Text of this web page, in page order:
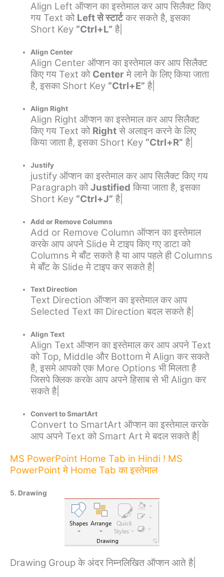
Align Left ऑप्शन का इस्तेमाल कर आप सिलैक्ट किए
गय Text को Left से स्टार्टकर सकते है, इसका
Short Key “Ctrl+L” है|
Align Center
Align Center ऑप्शन का इस्तेमाल कर आप सिलैक्ट
किए गय Text को Center मे लाने के लिए किया जाता
है, इसका Short Key “Ctrl+E” है|
Align Right
Align Right ऑप्शन का इस्तेमाल कर आप सिलैक्ट
किए गय Text को Right से अलाइन करने के लिए
किया जाता है, इसका Short Key “Ctrl+R” है|
Justify
justify ऑप्शन का इस्तेमाल कर आप सिलैक्ट किए गय
Paragraph कोJustified किया जाता है, इसका
Short Key “Ctrl+J” है|
Add or Remove Columns
Add or Remove Column ऑप्शन का इस्तेमाल
करके आप अपने Slide मे टाइप किए गए डाटा को
Columns मे बाँट सकते है या आप पहले ही Columns
मे बाँट के Slide मे टाइप कर सकते है|
Text Direction
Text Direction ऑप्शन का इस्तेमाल कर आप
Selected Text का Direction बदल सकते है|
Align Text
Align Text ऑप्शन का इस्तेमाल कर आप अपने Text
को Top, Middle और Bottom मे Align कर सकते
है, इसमे आपको एक More Options भी मिलता है
जिसपे क्लिक करके आप अपने हिसाब से भी Align कर
सकते है|
Convert to SmartArt
Convert to SmartArt ऑप्शन का इस्तेमाल करके
आप अपने Text को Smart Art मे बदल सकते है|
MS PowerPoint Home Tab in Hindi ! MS
PowerPoint मे Home Tab का इस्तेमाल
5. Drawing
Drawing Group के अंदर निम्नलिखित ऑप्शन आते है|